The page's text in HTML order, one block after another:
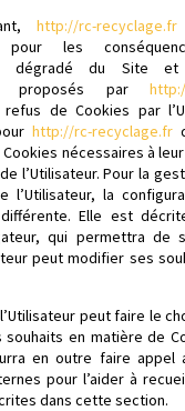
http://rc-recyclage.fr
pour les
dégradé du Site
proposés par
de Cookies par
http://rc-recyclage.fr
nécessaires à
l’Utilisateur. Pour la
l’Utilisateur, la
Elle est
qui permettra de
peut modifier ses
peut faire le
en matière de
en outre faire appel
pour l’aider à
dans cette section.